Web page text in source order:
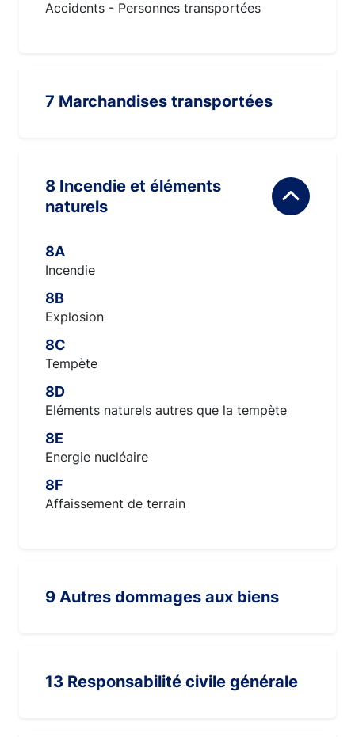
Accidents - Personnes transportées
7 Marchandises transportées
8 Incendie et éléments
naturels
8A
Incendie
8B
Explosion
8C
Tempète
8D
Eléments naturels autres que la tempète
8E
Energie nucléaire
8F
Affaissement de terrain
9 Autres dommages aux biens
13 Responsabilité civile générale